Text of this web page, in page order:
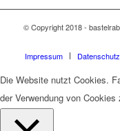
© Copyright 2018 -
Impressum Datenschutz
Die Website nutzt Cookies.
der Verwendung von Cookies